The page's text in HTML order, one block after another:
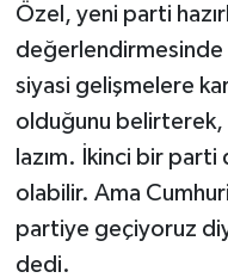
Özel, yeni parti
değerlendirmesinde
siyasi gelişmelere
olduğunu belirterek,
lazım. İkinci bir parti
olabilir. Ama
partiye geçiyoruz
dedi.